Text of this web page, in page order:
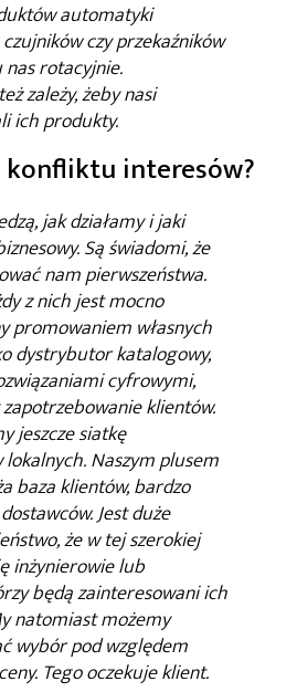
automatyki
czy przekaźników
rotacyjnie.
zależy, żeby nasi
ich produkty.
konfliktu interesów?
jak działamy i jaki
Są świadomi, że
nam pierwszeństwa.
z nich jest mocno
promowaniem własnych
dystrybutor katalogowy,
cyfrowymi,
klientów.
jeszcze siatkę
Naszym plusem
baza klientów, bardzo
Jest duże
że w tej szerokiej
inżynierowie lub
będą zainteresowani ich
natomiast możemy
wybór pod względem
Tego oczekuje klient.